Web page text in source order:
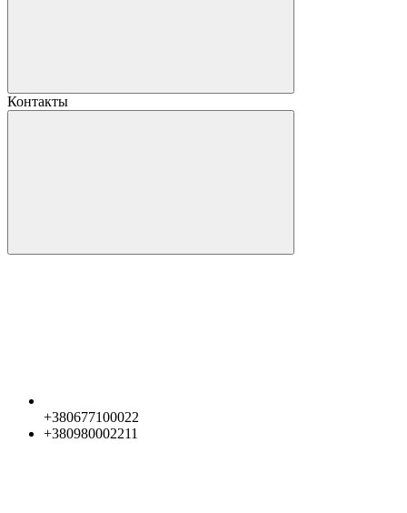
Контакты
+380677100022
+380980002211